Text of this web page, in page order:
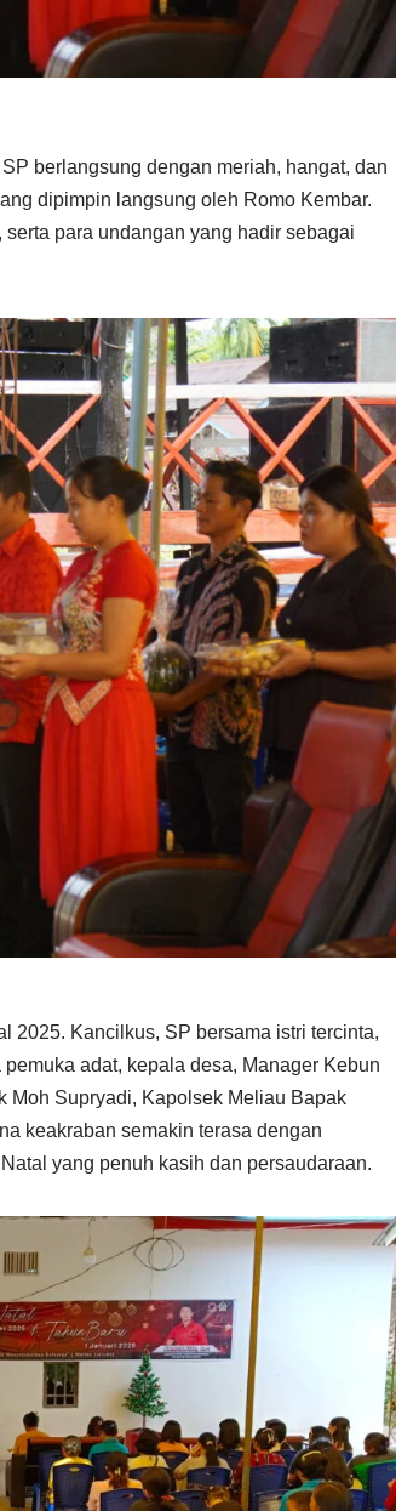
berlangsung dengan meriah, hangat, dan
dipimpin langsung oleh Romo Kembar.
para undangan yang hadir sebagai
2025. Kancilkus, SP bersama istri tercinta,
adat, kepala desa, Manager Kebun
Moh Supryadi, Kapolsek Meliau Bapak
keakraban semakin terasa dengan
yang penuh kasih dan persaudaraan.